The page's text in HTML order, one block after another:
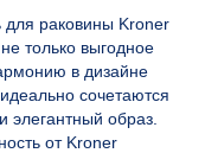
для раковины Kroner
только выгодное
в дизайне
сочетаются
элегантный образ.
от Kroner